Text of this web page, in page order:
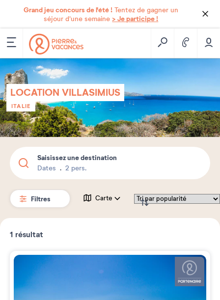
Grand jeu concours de l'été ! Tentez de gagner un
séjour d'une semaine > Je participe !
LOCATION VILLASIMIUS
ITALIE
Saisissez une destination
Dates 2 pers.
Filtres Carte
1 résultat